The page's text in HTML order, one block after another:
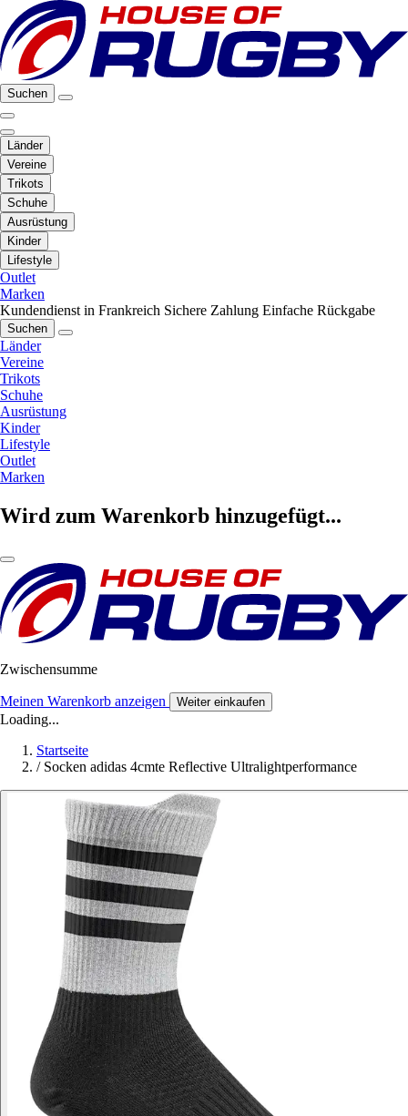
Suchen
Länder
Vereine
Trikots
Schuhe
Ausrüstung
Kinder
Lifestyle
Outlet
Marken
Kundendienst in Frankreich Sichere Zahlung Einfache Rückgabe
Suchen
Länder
Vereine
Trikots
Schuhe
Ausrüstung
Kinder
Lifestyle
Outlet
Marken
Wird zum Warenkorb hinzugefügt...
Zwischensumme
Meinen Warenkorb anzeigen Weiter einkaufen
Loading...
Startseite
/ Socken adidas 4cmte Reflective Ultralightperformance